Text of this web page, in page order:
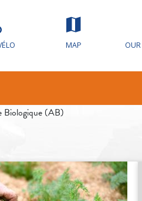
MAP
Biologique (AB)